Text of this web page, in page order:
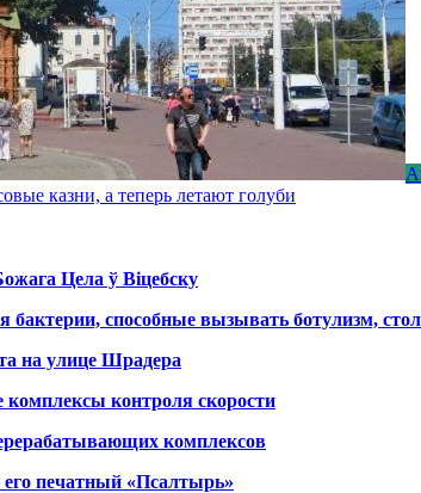
казни, а теперь летают голуби
Цела ў Віцебску
бактерии, способные вызывать ботулизм,
на улице Шрадера
контроля скорости
комплексов
печатный «Псалтырь»